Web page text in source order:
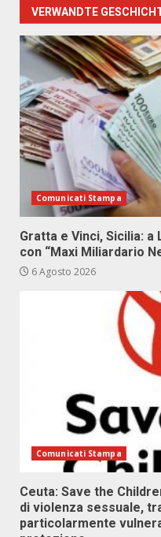
VERWANDTE
Comunicati Stampa
Gratta e Vinci, Sicilia: a
con “Maxi Miliardario
6 Agosto 2026
Comunicati Stampa
Ceuta: Save the
di violenza sessuale,
particolarmente